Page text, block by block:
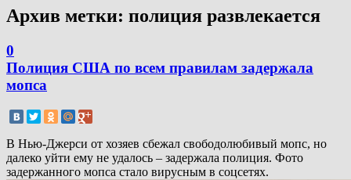
Архив метки: полиция развлекается
0
Полиция США по всем правилам задержала
мопса
В Нью-Джерси от хозяев сбежал свободолюбивый мопс, но
далеко уйти ему не удалось – задержала полиция. Фото
задержанного мопса стало вирусным в соцсетях.